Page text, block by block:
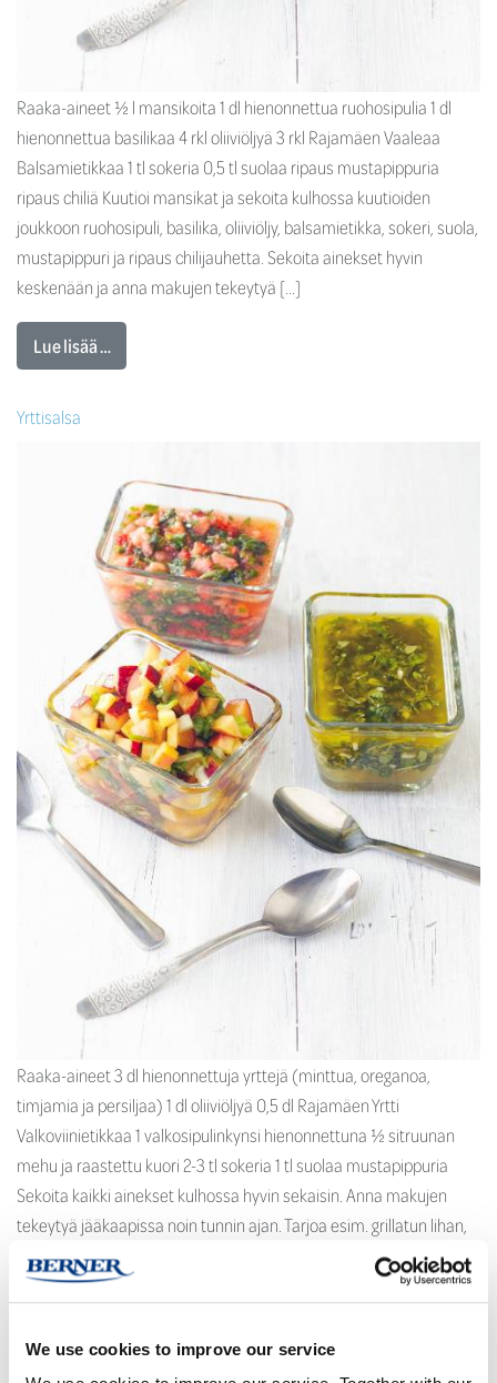
We use cookies to improve our service
Raaka-aineet ½ l mansikoita 1 dl hienonnettua ruohosipulia 1 dl
hienonnettua basilikaa 4 rkl oliiviöljyä 3 rkl Rajamäen Vaaleaa
Balsamietikkaa 1 tl sokeria 0,5 tl suolaa ripaus mustapippuria
ripaus chiliä Kuutioi mansikat ja sekoita kulhossa kuutioiden
joukkoon ruohosipuli, basilika, oliiviöljy, balsamietikka, sokeri, suola,
mustapippuri ja ripaus chilijauhetta. Sekoita ainekset hyvin
keskenään ja anna makujen tekeytyä […]
Lue lisää …
Yrttisalsa
Raaka-aineet 3 dl hienonnettuja yrttejä (minttua, oreganoa,
timjamia ja persiljaa) 1 dl oliiviöljyä 0,5 dl Rajamäen Yrtti
Valkoviinietikkaa 1 valkosipulinkynsi hienonnettuna ½ sitruunan
mehu ja raastettu kuori 2-3 tl sokeria 1 tl suolaa mustapippuria
Sekoita kaikki ainekset kulhossa hyvin sekaisin. Anna makujen
tekeytyä jääkaapissa noin tunnin ajan. Tarjoa esim. grillatun lihan,
kalan tai makkaran kaverina. […]